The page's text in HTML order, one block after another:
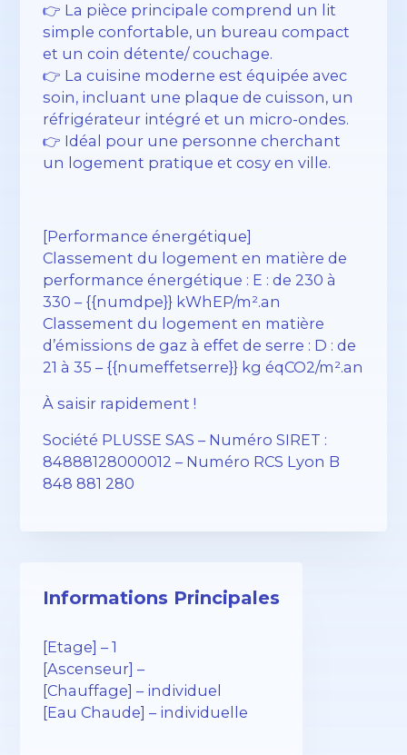
👉 La pièce principale comprend un lit
simple confortable, un bureau compact
et un coin détente/ couchage.
👉 La cuisine moderne est équipée avec
soin, incluant une plaque de cuisson, un
réfrigérateur intégré et un micro-ondes.
👉 Idéal pour une personne cherchant
un logement pratique et cosy en ville.
[Performance énergétique]
Classement du logement en matière de
performance énergétique : E : de 230 à
330 – {{numdpe}} kWhEP/m².an
Classement du logement en matière
d’émissions de gaz à effet de serre : D : de
21 à 35 – {{numeffetserre}} kg éqCO2/m².an
À saisir rapidement !
Société PLUSSE SAS – ​​Numéro SIRET :
84888128000012 – Numéro RCS Lyon B
848 881 280
Informations Principales
[Etage] – 1
[Ascenseur] –
[Chauffage] – individuel
[Eau Chaude] – individuelle